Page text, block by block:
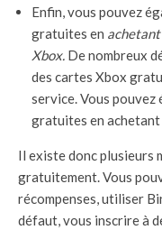
Enfin, vous pouvez
gratuites en
Xbox. De nombreux
des cartes Xbox
service. Vous
gratuites en achetant
Il existe donc plusieurs
gratuitement. Vous
récompenses, utiliser
défaut, vous inscrire à